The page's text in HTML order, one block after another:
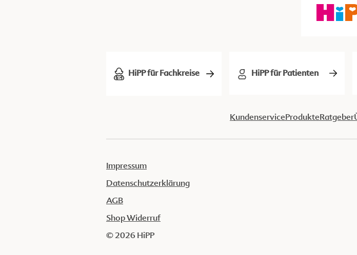
HiPP für Fachkreise HiPP für Patienten
KundenserviceProdukteRatgeber
Impressum
Datenschutzerklärung
AGB
Shop Widerruf
© 2026 HiPP